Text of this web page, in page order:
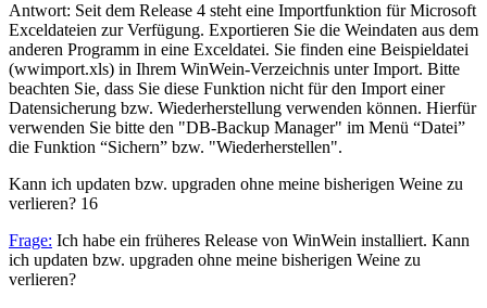
Antwort: Seit dem Release 4 steht eine Importfunktion für Microsoft
Exceldateien zur Verfügung. Exportieren Sie die Weindaten aus dem
anderen Programm in eine Exceldatei. Sie finden eine Beispieldatei
(wwimport.xls) in Ihrem WinWein-Verzeichnis unter Import. Bitte
beachten Sie, dass Sie diese Funktion nicht für den Import einer
Datensicherung bzw. Wiederherstellung verwenden können. Hierfür
verwenden Sie bitte den "DB-Backup Manager" im Menü “Datei”
die Funktion “Sichern” bzw. "Wiederherstellen".
Kann ich updaten bzw. upgraden ohne meine bisherigen Weine zu
verlieren? 16
Frage: Ich habe ein früheres Release von WinWein installiert. Kann
ich updaten bzw. upgraden ohne meine bisherigen Weine zu
verlieren?